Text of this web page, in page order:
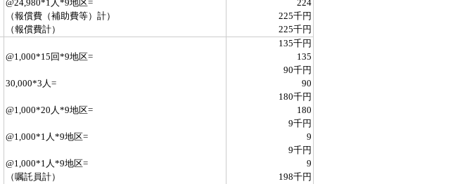
@24,980*1人*9地区=
224
（報償費（補助費等）計）
225千円
（報償費計）
225千円
135千円
@1,000*15回*9地区=
135
90千円
30,000*3人=
90
180千円
@1,000*20人*9地区=
180
9千円
@1,000*1人*9地区=
9
9千円
@1,000*1人*9地区=
9
（嘱託員計）
198千円